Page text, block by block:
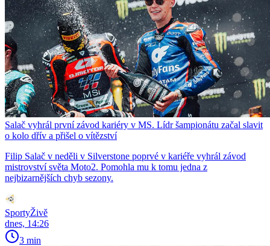
Salač vyhrál první závod kariéry v MS. Lídr šampionátu začal slavit
o kolo dřív a přišel o vítězství
Filip Salač v neděli v Silverstone poprvé v kariéře vyhrál závod
mistrovství světa Moto2. Pomohla mu k tomu jedna z
nejbizarnějších chyb sezony.
SportyŽivě
dnes, 14:26
3 min